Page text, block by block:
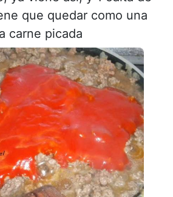
que quedar como una
carne picada